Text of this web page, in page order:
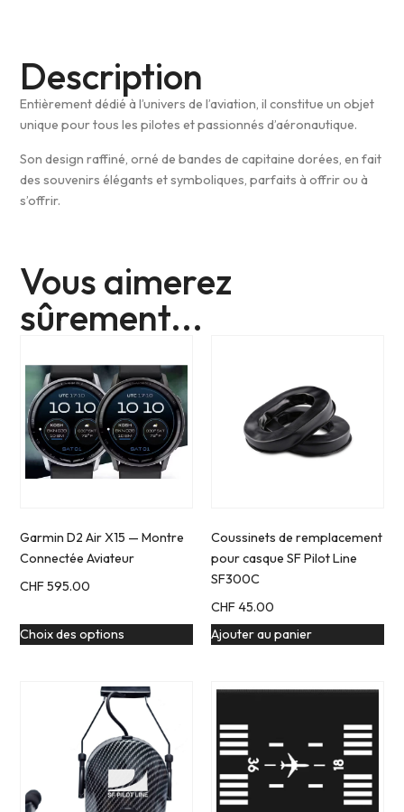
Description
Entièrement dédié à l’univers de l’aviation, il constitue un objet
unique pour tous les pilotes et passionnés d’aéronautique.
Son design raffiné, orné de bandes de capitaine dorées, en fait
des souvenirs élégants et symboliques, parfaits à offrir ou à
s’offrir.
Vous aimerez
sûrement...
Garmin D2 Air X15 — Montre
Connectée Aviateur
CHF595.00
Choix des options
Coussinets de remplacement
pour casque SF Pilot Line
SF300C
CHF45.00
Ajouter au panier